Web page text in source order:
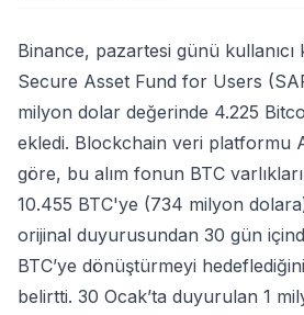
Binance, pazartesi günü
Secure Asset Fund for Users
milyon dolar değerinde 4.225
ekledi. Blockchain veri platformu
göre, bu alım fonun BTC
10.455 BTC'ye (734 milyon
orijinal duyurusundan 30 gün
BTC’ye dönüştürmeyi
belirtti. 30 Ocak’ta duyurulan 1